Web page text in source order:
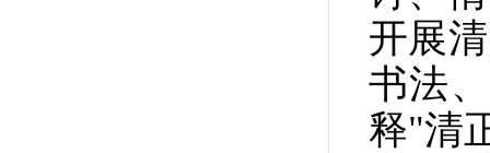
开展
书法
释"清